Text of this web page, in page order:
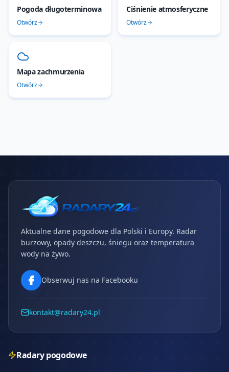
Pogoda długoterminowa
Otwórz
Ciśnienie atmosferyczne
Otwórz
Mapa zachmurzenia
Otwórz
Aktualne dane pogodowe dla Polski i Europy. Radar
burzowy, opady deszczu, śniegu oraz temperatura
wody na żywo.
Obserwuj nas na Facebooku
kontakt@radary24.pl
Radary pogodowe